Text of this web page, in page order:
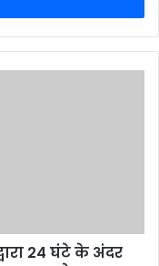
24 घंटे के अंदर